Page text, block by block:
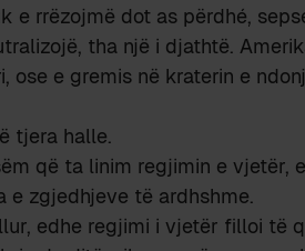
e rrëzojmë dot as përdhé,
tha një i djathtë.
ose e gremis në kraterin e
tjera halle.
që ta linim regjimin e vjetër,
e zgjedhjeve të ardhshme.
edhe regjimi i vjetër filloi të